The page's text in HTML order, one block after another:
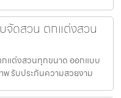
ดสวน ตกแต่งสวน
แต่งสวนทุกขนาด ออกแบบ
รับประกันความสวยงาม